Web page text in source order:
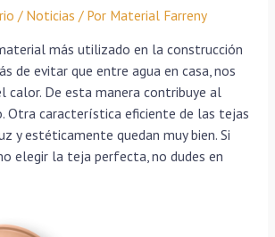
/ Noticias / Por Material Farreny
más utilizado en la construcción
de evitar que entre agua en casa, nos
calor. De esta manera contribuye al
Otra característica eficiente de las tejas
y estéticamente quedan muy bien. Si
elegir la teja perfecta, no dudes en